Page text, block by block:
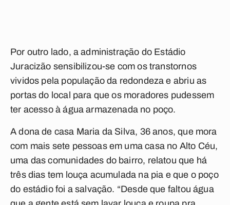
Por outro lado, a administração do Estádio
Juracizão sensibilizou-se com os transtornos
vividos pela população da redondeza e abriu as
portas do local para que os moradores pudessem
ter acesso à água armazenada no poço.
A dona de casa Maria da Silva, 36 anos, que mora
com mais sete pessoas em uma casa no Alto Céu,
uma das comunidades do bairro, relatou que há
três dias tem louça acumulada na pia e que o poço
do estádio foi a salvação. “Desde que faltou água